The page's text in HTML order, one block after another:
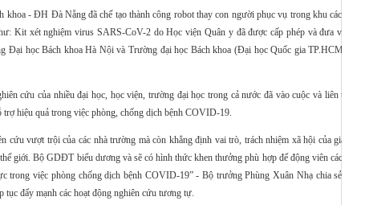
- ĐH Đà Nẵng đã chế tạo thành công robot thay con người phục vụ trong khu cách ly vì
Kit xét nghiệm virus SARS-CoV-2 do Học viện Quân y đã được cấp phép và đưa vào sản
Đại học Bách khoa Hà Nội và Trường đại học Bách khoa (Đại học Quốc gia TP.HCM) phối
cứu của nhiều đại học, học viện, trường đại học trong cả nước đã vào cuộc và liên tiếp có
hiệu quả trong việc phòng, chống dịch bệnh COVID-19.
cứu vượt trội của các nhà trường mà còn khẳng định vai trò, trách nhiệm xã hội của giáo dục
giới. Bộ GDĐT biểu dương và sẽ có hình thức khen thưởng phù hợp để động viên các nhóm
trong việc phòng chống dịch bệnh COVID-19” - Bộ trưởng Phùng Xuân Nhạ chia sẻ, đồng
đẩy mạnh các hoạt động nghiên cứu tương tự.